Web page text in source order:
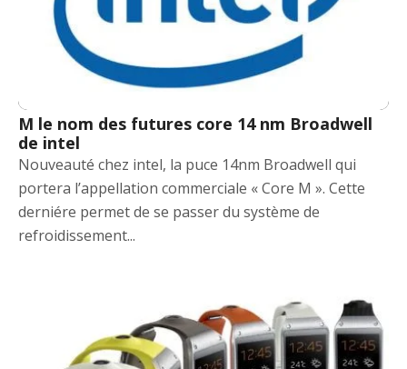
M le nom des futures core 14 nm Broadwell
de intel
Nouveauté chez intel, la puce 14nm Broadwell qui
portera l’appellation commerciale « Core M ». Cette
derniére permet de se passer du système de
refroidissement...